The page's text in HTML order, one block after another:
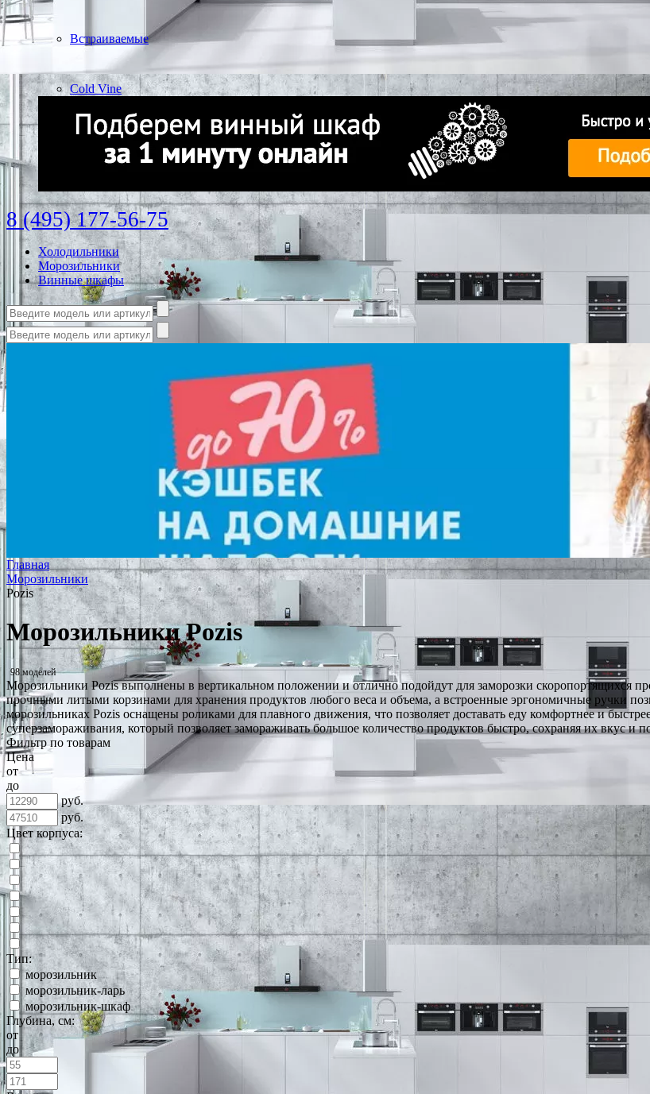
Встраиваемые
Cold Vine
8 (495) 177-56-75
Холодильники
Морозильники
Винные шкафы
Главная
Морозильники
Pozis
Морозильники Pozis
98 моделей
Морозильники Pozis выполнены в вертикальном положении и отлично подойдут для заморозки скоропортящихся
прочными литыми корзинами для хранения продуктов любого веса и объема, а встроенные эргономичные ручки
морозильниках Pozis оснащены роликами для плавного движения, что позволяет доставать еду комфортнее и
суперзамораживания, который позволяет замораживать большое количество продуктов быстро, сохраняя их вкус и
Фильтр по товарам
Цена
от
до
руб.
руб.
Цвет корпуса:
Тип:
морозильник
морозильник-ларь
морозильник-шкаф
Глубина, см:
от
до